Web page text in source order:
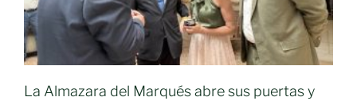
La Almazara del Marqués abre sus puertas y